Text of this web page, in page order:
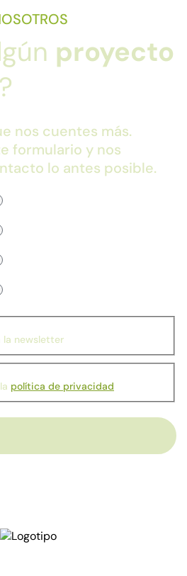
proyecto
nos cuentes más.
formulario y nos
lo antes posible.
la newsletter
política de privacidad